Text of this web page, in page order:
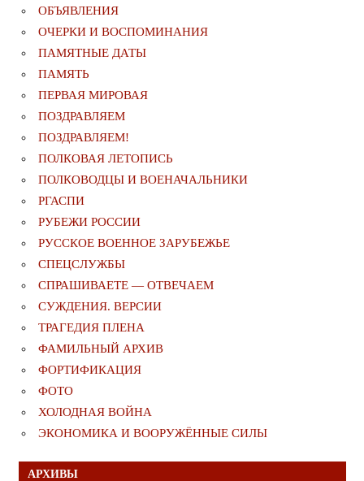
ОБЪЯВЛЕНИЯ
ОЧЕРКИ И ВОСПОМИНАНИЯ
ПАМЯТНЫЕ ДАТЫ
ПАМЯТЬ
ПЕРВАЯ МИРОВАЯ
ПОЗДРАВЛЯЕМ
ПОЗДРАВЛЯЕМ!
ПОЛКОВАЯ ЛЕТОПИСЬ
ПОЛКОВОДЦЫ И ВОЕНАЧАЛЬНИКИ
РГАСПИ
РУБЕЖИ РОССИИ
РУССКОЕ ВОЕННОЕ ЗАРУБЕЖЬЕ
СПЕЦСЛУЖБЫ
СПРАШИВАЕТЕ — ОТВЕЧАЕМ
СУЖДЕНИЯ. ВЕРСИИ
ТРАГЕДИЯ ПЛЕНА
ФАМИЛЬНЫЙ АРХИВ
ФОРТИФИКАЦИЯ
ФОТО
ХОЛОДНАЯ ВОЙНА
ЭКОНОМИКА И ВООРУЖЁННЫЕ СИЛЫ
АРХИВЫ